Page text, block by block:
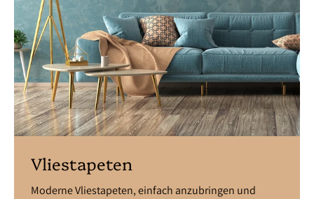
Vliestapeten
Moderne Vliestapeten, einfach anzubringen und